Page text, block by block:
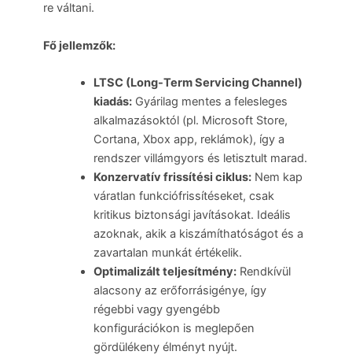
re váltani.
Fő jellemzők:
LTSC (Long-Term Servicing Channel)
kiadás:Gyárilag mentes a felesleges
alkalmazásoktól (pl. Microsoft Store,
Cortana, Xbox app, reklámok), így a
rendszer villámgyors és letisztult marad.
Konzervatív frissítési ciklus:Nem kap
váratlan funkciófrissítéseket, csak
kritikus biztonsági javításokat. Ideális
azoknak, akik a kiszámíthatóságot és a
zavartalan munkát értékelik.
Optimalizált teljesítmény:Rendkívül
alacsony az erőforrásigénye, így
régebbi vagy gyengébb
konfigurációkon is meglepően
gördülékeny élményt nyújt.